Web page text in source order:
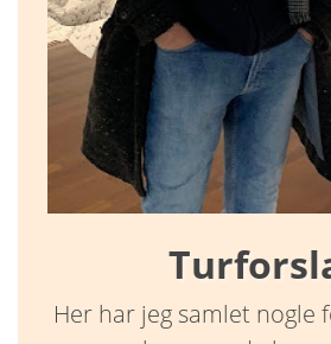
Her har jeg samlet nogle